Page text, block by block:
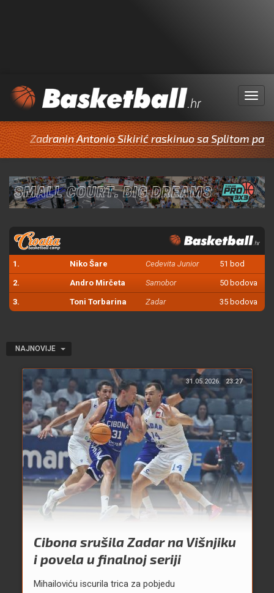
Menu
Antonio Sikirić raskinuo sa Splitom pa potpisao
1. Niko Šare Cedevita Junior 51 bod
2. Andro Mirčeta Samobor 50 bodova
3. Toni Torbarina Zadar 35 bodova
NAJNOVIJE
31.05.2026. 23:27
Cibona srušila Zadar na Višnjiku
i povela u finalnoj seriji
Mihailoviću iscurila trica za pobjedu